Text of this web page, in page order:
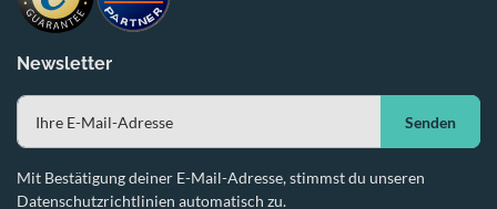
Newsletter
Senden
Mit Bestätigung deiner E-Mail-Adresse, stimmst du unseren
Datenschutzrichtlinien automatisch zu.